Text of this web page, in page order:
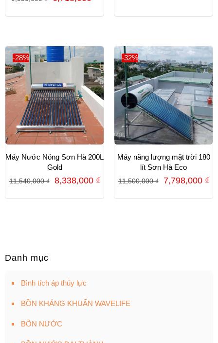
-28%
Máy Nước Nóng Sơn Hà 200L
Gold
11,540,000₫ 8,338,000 ₫
-32%
Máy năng lượng mặt trời 180
lít Sơn Hà Eco
11,500,000₫ 7,798,000 ₫
Danh mục
Bình tích áp thủy lực
BỒN KHÁNG KHUẨN WAVELIFE
BỒN NƯỚC